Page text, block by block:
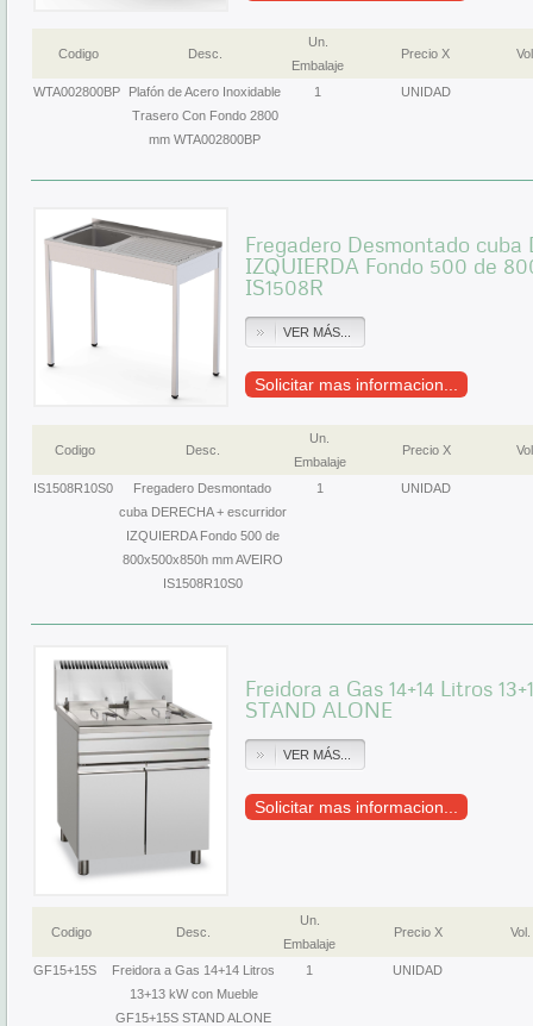
Codigo Desc.
Un.
Embalaje
Precio X
WTA002800BP
Plafón de Acero Inoxidable
Trasero Con Fondo 2800
mm WTA002800BP
1 UNIDAD
Fregadero Desmontado cuba
IZQUIERDA Fondo 500 de
IS1508R
VER MÁS...
Solicitar mas informacion...
Codigo Desc.
Un.
Embalaje
Precio X
IS1508R10S0
Fregadero Desmontado
cuba DERECHA + escurridor
IZQUIERDA Fondo 500 de
800x500x850h mm AVEIRO
IS1508R10S0
1 UNIDAD
Freidora a Gas 14+14 Litros
STAND ALONE
VER MÁS...
Solicitar mas informacion...
Codigo Desc.
Un.
Embalaje
Precio X Vol.
GF15+15S
Freidora a Gas 14+14 Litros
13+13 kW con Mueble
GF15+15S STAND ALONE
1 UNIDAD